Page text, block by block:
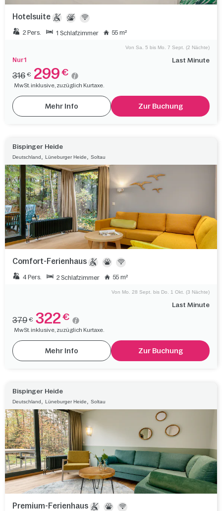
Hotelsuite
2 Pers. 1 Schlafzimmer 55 m²
Nur 1 Last Minute
Von Sa. 5 bis Mo. 7 Sept. (2 Nächte)
316 € 299 €
MwSt. inklusive, zuzüglich Kurtaxe.
Mehr Info Zur Buchung
Bispinger Heide
Deutschland, Lüneburger Heide, Soltau
Comfort-Ferienhaus
4 Pers. 2 Schlafzimmer 55 m²
Last Minute
Von Mo. 28 Sept. bis Do. 1 Okt. (3 Nächte)
379 € 322 €
MwSt. inklusive, zuzüglich Kurtaxe.
Mehr Info Zur Buchung
Bispinger Heide
Deutschland , Lüneburger Heide, Soltau
Premium-Ferienhaus